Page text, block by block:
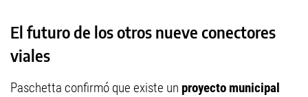
El futuro de los otros nueve conectores
viales
Paschetta confirmó que existe un proyecto municipal